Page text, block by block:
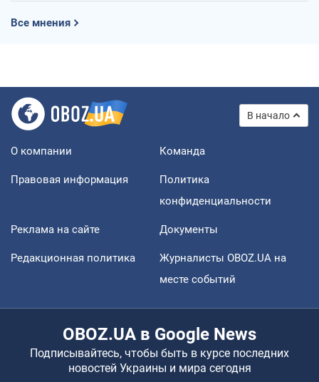
Все мнения
В начало
О компании Команда
Правовая информация
Политика
конфиденциальности
Реклама на сайте Документы
Редакционная политика
Журналисты OBOZ.UA на
месте событий
OBOZ.UA в Google News
Подписывайтесь, чтобы быть в курсе последних
новостей Украины и мира сегодня